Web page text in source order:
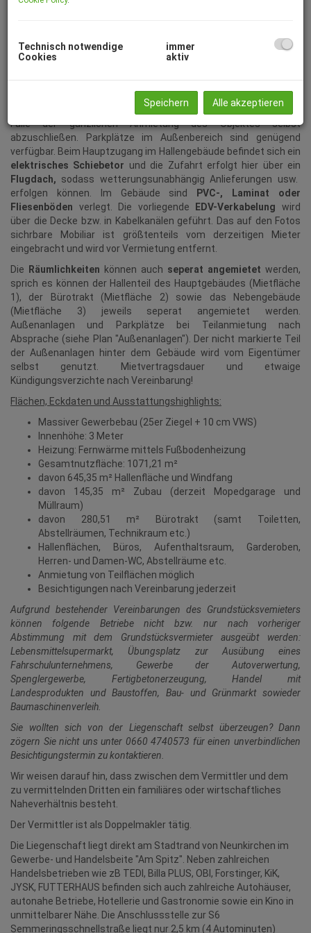
Hallenflächen
vonca. 280,51 m². Zudem besteht noch ein
unbeheiztes
Nebengebäude
als Mopedgarage und Müllraum
Das Objekt wird mittels
Fernwärme über eine
beheizt, der Liefervertrag ist vom Mieter im
Falle der gänzlichen Anmietung des Objektes selbst
abzuschließen. Parkplätze im Außenbereich sind genügend
verfügbar. Beim Hauptzugang im Hallengebäude befindet sich ein
elektrisches Schiebetor und die Zufahrt erfolgt hier über ein
Flugdach, sodass wetterungsunabhängig Anlieferungen usw.
erfolgen können. Im Gebäude sind
PVC-, Laminat oder
Fliesenböden verlegt. Die vorliegende EDV-Verkabelung wird
über die Decke bzw. in Kabelkanälen geführt. Das auf den Fotos
sichrbare Mobiliar ist größtenteils vom derzeitigen Mieter
eingebracht und wird vor Vermietung entfernt.
Die
Räumlichkeiten können auch seperat angemietet werden,
sprich es können der Hallenteil des Hauptgebäudes (Mietfläche
1), der Bürotrakt (Mietfläche 2) sowie das Nebengebäude
(Mietfläche 3) jeweils seperat angemietet werden.
Außenanlagen und Parkplätze bei Teilanmietung nach
Absprache (siehe Plan "Außenanlagen"). Der nicht markierte Teil
der Außenanlagen hinter dem Gebäude wird vom Eigentümer
selbst genutzt. Mietvertragsdauer und etwaige
Kündigungsverzichte nach Vereinbarung!
Flächen, Eckdaten und Ausstattungshighlights:
Massiver Gewerbebau (25er Ziegel + 10 cm VWS)
Innenhöhe: 3 Meter
Heizung: Fernwärme mittels Fußbodenheizung
Gesamtnutzfläche: 1071,21 m²
davon 645,35 m² Hallenfläche und Windfang
davon 145,35 m² Zubau (derzeit Mopedgarage und
Müllraum)
davon 280,51 m² Bürotrakt (samt Toiletten,
Abstellräumen, Technikraum etc.)
Hallenflächen, Büros, Aufenthaltsraum, Garderoben,
Herren- und Damen-WC, Abstellräume etc.
Anmietung von Teilflächen möglich
Besichtigungen nach Vereinbarung jederzeit
Aufgrund bestehender Vereinbarungen des Grundstücksvemieters
können folgende Betriebe nicht bzw. nur nach vorheriger
Abstimmung mit dem Grundstücksvermieter ausgeübt werden:
Lebensmittelsupermarkt, Übungsplatz zur Ausübung eines
Fahrschulunternehmens, Gewerbe der Autoverwertung,
Spenglergewerbe, Fertigbetonerzeugung, Handel mit
Landesprodukten und Baustoffen, Bau- und Grünmarkt sowieder
Baumaschinenverleih.
Sie wollten sich von der Liegenschaft selbst überzeugen? Dann
zögern Sie nicht uns unter 0660 4740573 für einen unverbindlichen
Besichtigungstermin zu kontaktieren.
Wir weisen darauf hin, dass zwischen dem Vermittler und dem
zu vermittelnden Dritten ein familiäres oder wirtschaftliches
Naheverhältnis besteht.
Der Vermittler ist als Doppelmakler tätig.
Die Liegenschaft liegt direkt am Stadtrand von Neunkirchen im
Gewerbe- und Handelsbeite "Am Spitz". Neben zahlreichen
Handelsbetrieben wie zB TEDI, Billa PLUS, OBI, Forstinger, KiK,
JYSK, FUTTERHAUS befinden sich auch zahlreiche Autohäuser,
autonahe Betriebe, Hotellerie und Gastronomie sowie ein Kino in
unmittelbarer Nähe. Die Anschlussstelle zur S6
Semmeringsschnellstraße liegt nur 2,5 km (4 Autominuten)
Technisch notwendige
Cookies
immer
aktiv
Speichern Alle akzeptieren